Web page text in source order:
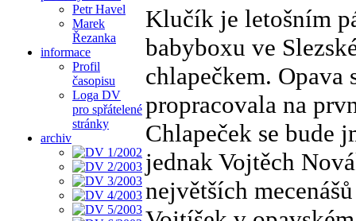
Petr Havel
Marek
Řezanka
informace
Profil
časopisu
Loga DV
pro spřátelené
stránky
archiv
Klučík je letošním
babyboxu ve
chlapečkem. Opava
propracovala na
Chlapeček se bude
jednak Vojtěch
největších